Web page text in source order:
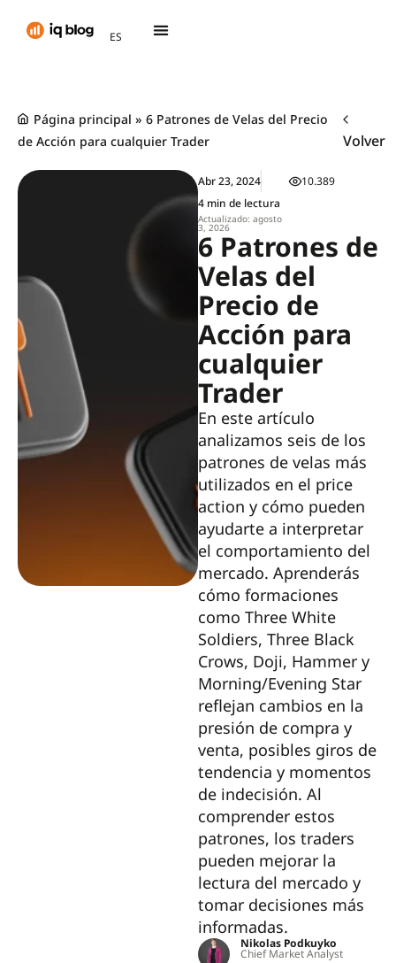
ES
TH
Página principal » 6 Patrones de Velas del Precio
de Acción para cualquier Trader
Volver
Abr 23, 2024
4 min de lectura
Actualizado: agosto
3, 2026
10.389
6 Patrones de
Velas del
Precio de
Acción para
cualquier
Trader
En este artículo
analizamos seis de los
patrones de velas más
utilizados en el price
action y cómo pueden
ayudarte a interpretar
el comportamiento del
mercado. Aprenderás
cómo formaciones
como Three White
Soldiers, Three Black
Crows, Doji, Hammer y
Morning/Evening Star
reflejan cambios en la
presión de compra y
venta, posibles giros de
tendencia y momentos
de indecisión. Al
comprender estos
patrones, los traders
pueden mejorar la
lectura del mercado y
tomar decisiones más
informadas.
Nikolas Podkuyko
Chief Market Analyst